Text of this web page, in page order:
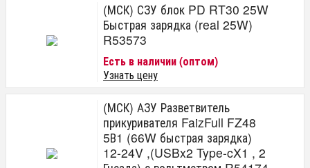
(МСК) СЗУ блок PD RT30 25W
Быстрая зарядка (real 25W)
R53573
Есть в наличии (оптом)
Узнать цену
(МСК) АЗУ Разветвитель
прикуривателя FaizFull FZ48
5В1 (66W быстрая зарядка)
12-24V ,(USBx2 Type-cX1 , 2